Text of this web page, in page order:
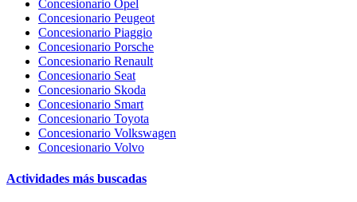
Concesionario Opel
Concesionario Peugeot
Concesionario Piaggio
Concesionario Porsche
Concesionario Renault
Concesionario Seat
Concesionario Skoda
Concesionario Smart
Concesionario Toyota
Concesionario Volkswagen
Concesionario Volvo
Actividades más buscadas